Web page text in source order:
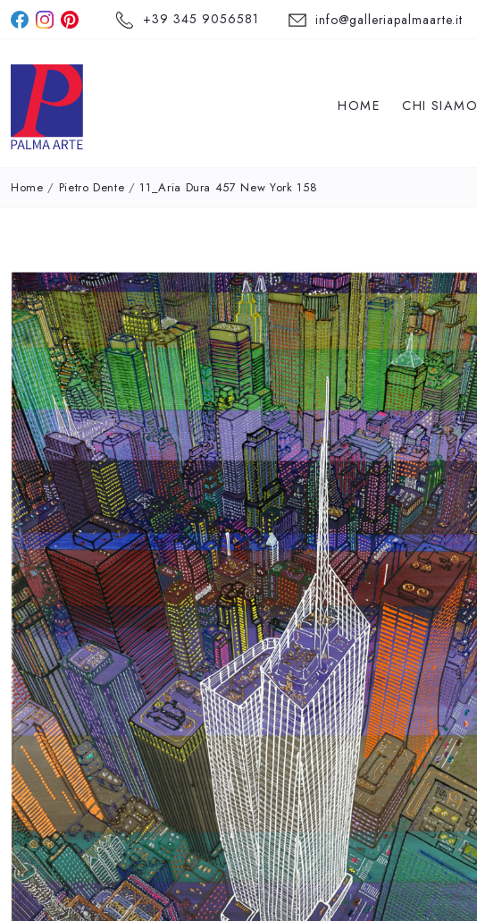
+39 345 9056581 info@galleriapalmaarte.it
HOME CHI SIAMO
Home / Pietro Dente / 11_Aria Dura 457 New York 158